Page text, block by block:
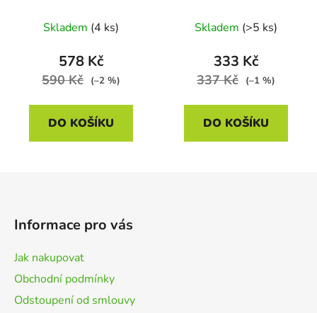
Skladem (4 ks)
578 Kč
590 Kč (–2 %)
DO KOŠÍKU
Skladem (>5 ks)
333 Kč
337 Kč (–1 %)
DO KOŠÍKU
Informace pro vás
Jak nakupovat
Obchodní podmínky
Odstoupení od smlouvy